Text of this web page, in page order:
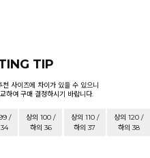
TIP
사이즈에 차이가 있을 수 있으니
하여 구매 결정하시기 바랍니다.
/
상의 100 /
하의 36
상의 110 /
하의 37
상의 120 /
하의 38